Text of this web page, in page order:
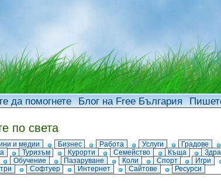
да помогнете Блог на Free България
по света
и медии Бизнес Работа Услуги Градове
Туризъм Курорти Семейство Къща
Обучение Пазаруване Коли Спорт Игри
Софтуер Интернет Сайтове Ресурси